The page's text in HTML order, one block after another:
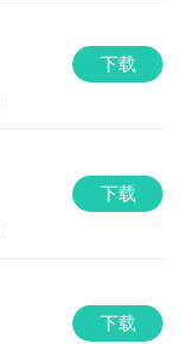
下载
下载
下载